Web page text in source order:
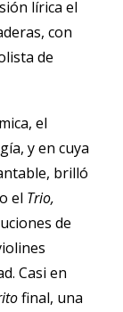
lírica el
con
de
el
y en cuya
brilló
el Trio,
de
Casi en
final, una